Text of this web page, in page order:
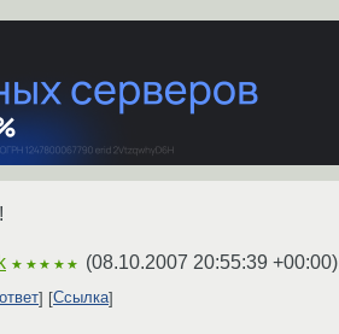
★★★★★ (08.10.2007 20:55:39 +00:00)
Ссылка